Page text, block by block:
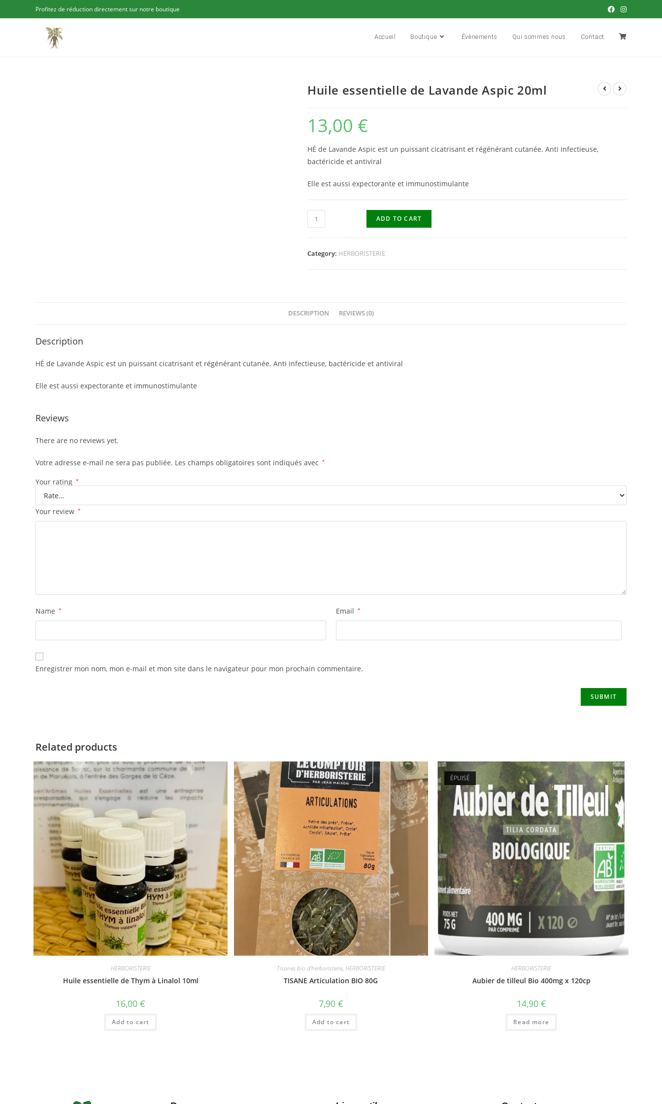
Profitez de réduction directement sur notre boutique
Accueil Boutique Évènements Qui sommes nous Contact
Huile essentielle de Lavande Aspic 20ml
13,00 €
HÉ de Lavande Aspic est un puissant cicatrisant et régénérant cutanée. Anti infectieuse,
bactéricide et antiviral
Elle est aussi expectorante et immunostimulante
ADD TO CART
Category: HERBORISTERIE
DESCRIPTION REVIEWS (0)
Description
HÉ de Lavande Aspic est un puissant cicatrisant et régénérant cutanée. Anti infectieuse, bactéricide et antiviral
Elle est aussi expectorante et immunostimulante
Reviews
There are no reviews yet.
Votre adresse e-mail ne sera pas publiée. Les champs obligatoires sont indiqués avec *
Your rating *
Your review *
Name * Email *
Enregistrer mon nom, mon e-mail et mon site dans le navigateur pour mon prochain commentaire.
Related products
HERBORISTERIE
Huile essentielle de Thym à Linalol 10ml
16,00€
Add to cart
Tisanes bio d’herboristerie, HERBORISTERIE
TISANE Articulation BIO 80G
7,90 €
Add to cart
ÉPUISÉ
HERBORISTERIE
Aubier de tilleul Bio 400mg x 120cp
14,90 €
Read more